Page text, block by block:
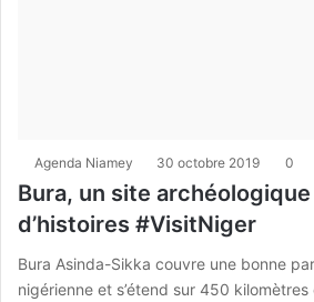
Agenda Niamey 30 octobre 2019 0
Bura, un site
d’histoires #VisitNiger
Bura Asinda-Sikka couvre une bonne
nigérienne et s’étend sur 450